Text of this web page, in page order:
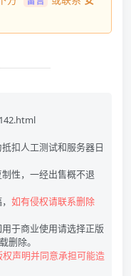
扣人工测试和服务器日
性，一经出售概不退
如有侵权请联系删除
于商业使用请选择正版
删除。
声明并同意承担可能造